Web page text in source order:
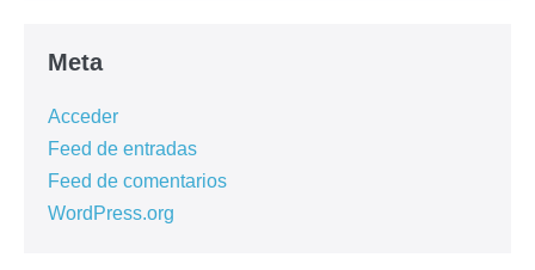
Meta
Acceder
Feed de entradas
Feed de comentarios
WordPress.org